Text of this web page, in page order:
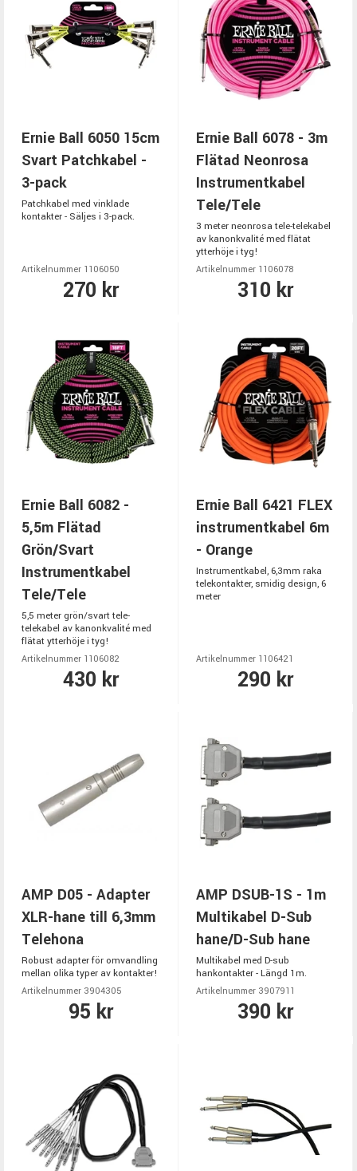
Ernie Ball 6050 15cm
Svart Patchkabel -
3-pack
Patchkabel med vinklade
kontakter - Säljes i 3-pack.
Artikelnummer 1106050
270 kr
Ernie Ball 6078 - 3m
Flätad Neonrosa
Instrumentkabel
Tele/Tele
3 meter neonrosa tele-telekabel
av kanonkvalité med flätat
ytterhöje i tyg!
Artikelnummer 1106078
310 kr
Ernie Ball 6082 -
5,5m Flätad
Grön/Svart
Instrumentkabel
Tele/Tele
5,5 meter grön/svart tele-
telekabel av kanonkvalité med
flätat ytterhöje i tyg!
Artikelnummer 1106082
430 kr
Ernie Ball 6421 FLEX
instrumentkabel 6m
- Orange
Instrumentkabel, 6,3mm raka
telekontakter, smidig design, 6
meter
Artikelnummer 1106421
290 kr
AMP D05 - Adapter
XLR-hane till 6,3mm
Telehona
Robust adapter för omvandling
mellan olika typer av kontakter!
Artikelnummer 3904305
95 kr
AMP DSUB-1S - 1m
Multikabel D-Sub
hane/D-Sub hane
Multikabel med D-sub
hankontakter - Längd 1m.
Artikelnummer 3907911
390 kr